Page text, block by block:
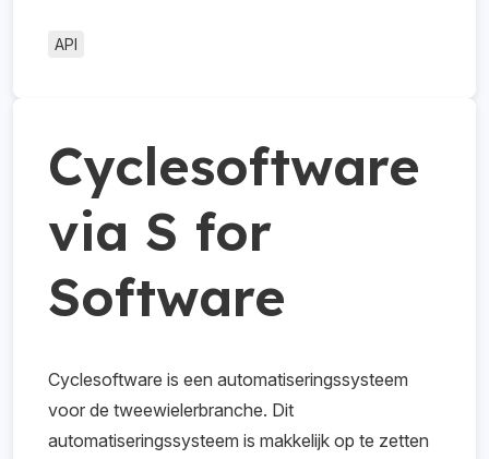
API
Cyclesoftware
via S for
Software
Cyclesoftware is een automatiseringssysteem
voor de tweewielerbranche. Dit
automatiseringssysteem is makkelijk op te zetten